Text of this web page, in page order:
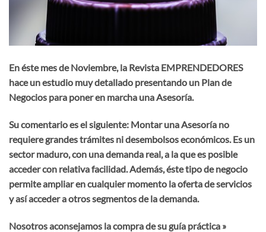
En éste mes de Noviembre, la Revista EMPRENDEDORES
hace un estudio muy detallado presentando un Plan de
Negocios para poner en marcha una Asesoría.
Su comentario es el siguiente: Montar una Asesoría no
requiere grandes trámites ni desembolsos económicos. Es un
sector maduro, con una demanda real, a la que es posible
acceder con relativa facilidad. Además, éste tipo de negocio
permite ampliar en cualquier momento la oferta de servicios
y así acceder a otros segmentos de la demanda.
Nosotros aconsejamos la compra de su guía práctica »